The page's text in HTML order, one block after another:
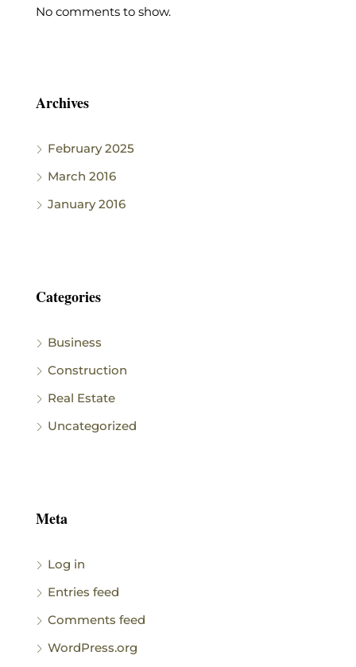
No comments to show.
Archives
February 2025
March 2016
January 2016
Categories
Business
Construction
Real Estate
Uncategorized
Meta
Log in
Entries feed
Comments feed
WordPress.org